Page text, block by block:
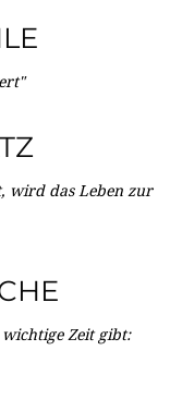
wird das Leben zur
Zeit gibt: